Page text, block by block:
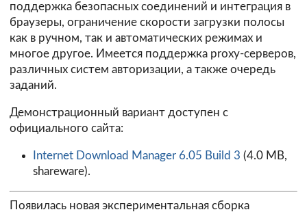
поддержка безопасных соединений и интеграция в
браузеры, ограничение скорости загрузки полосы
как в ручном, так и автоматических режимах и
многое другое. Имеется поддержка proxy-серверов,
различных систем авторизации, а также очередь
заданий.
Демонстрационный вариант доступен с
официального сайта:
Internet Download Manager 6.05 Build 3 (4.0 MB,
shareware).
Появилась новая экспериментальная сборка